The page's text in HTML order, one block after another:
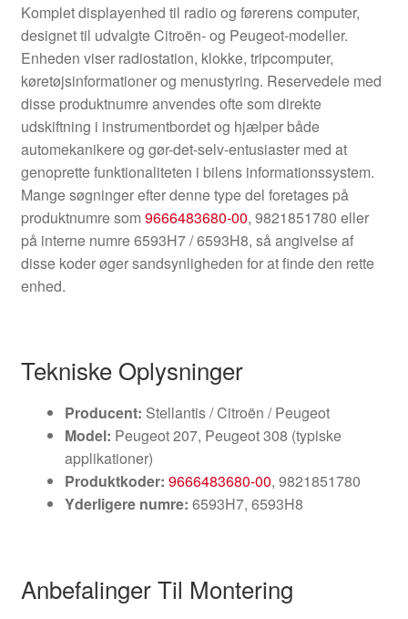
Komplet displayenhed til radio og førerens computer,
designet til udvalgte Citroën- og Peugeot-modeller.
Enheden viser radiostation, klokke, tripcomputer,
køretøjsinformationer og menustyring. Reservedele med
disse produktnumre anvendes ofte som direkte
udskiftning i instrumentbordet og hjælper både
automekanikere og gør-det-selv-entusiaster med at
genoprette funktionaliteten i bilens informationssystem.
Mange søgninger efter denne type del foretages på
produktnumre som 9666483680-00, 9821851780 eller
på interne numre 6593H7 / 6593H8, så angivelse af
disse koder øger sandsynligheden for at finde den rette
enhed.
Tekniske Oplysninger
Producent: Stellantis / Citroën / Peugeot
Model: Peugeot 207, Peugeot 308 (typiske
applikationer)
Produktkoder: 9666483680-00, 9821851780
Yderligere numre: 6593H7, 6593H8
Anbefalinger Til Montering